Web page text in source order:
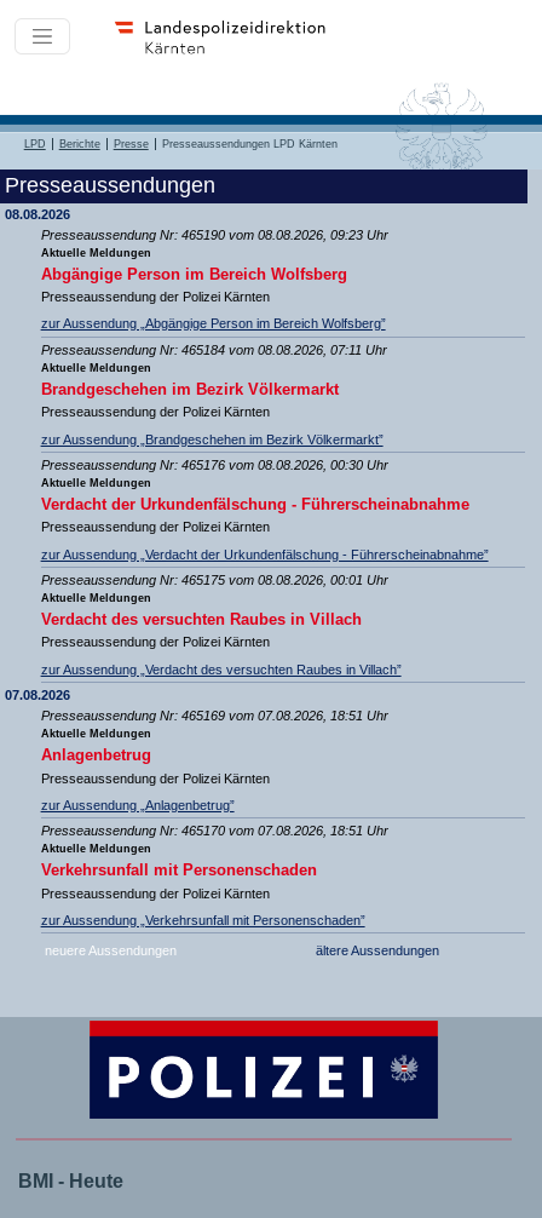
LPD Berichte Presse Presseaussendungen LPD Kärnten
Presseaussendungen
08.08.2026
Presseaussendung Nr: 465190 vom 08.08.2026, 09:23 Uhr
Aktuelle Meldungen
Abgängige Person im Bereich Wolfsberg
Presseaussendung der Polizei Kärnten
zur Aussendung „Abgängige Person im Bereich Wolfsberg”
Presseaussendung Nr: 465184 vom 08.08.2026, 07:11 Uhr
Aktuelle Meldungen
Brandgeschehen im Bezirk Völkermarkt
Presseaussendung der Polizei Kärnten
zur Aussendung „Brandgeschehen im Bezirk Völkermarkt”
Presseaussendung Nr: 465176 vom 08.08.2026, 00:30 Uhr
Aktuelle Meldungen
Verdacht der Urkundenfälschung - Führerscheinabnahme
Presseaussendung der Polizei Kärnten
zur Aussendung „Verdacht der Urkundenfälschung - Führerscheinabnahme”
Presseaussendung Nr: 465175 vom 08.08.2026, 00:01 Uhr
Aktuelle Meldungen
Verdacht des versuchten Raubes in Villach
Presseaussendung der Polizei Kärnten
zur Aussendung „Verdacht des versuchten Raubes in Villach”
07.08.2026
Presseaussendung Nr: 465169 vom 07.08.2026, 18:51 Uhr
Aktuelle Meldungen
Anlagenbetrug
Presseaussendung der Polizei Kärnten
zur Aussendung „Anlagenbetrug”
Presseaussendung Nr: 465170 vom 07.08.2026, 18:51 Uhr
Aktuelle Meldungen
Verkehrsunfall mit Personenschaden
Presseaussendung der Polizei Kärnten
zur Aussendung „Verkehrsunfall mit Personenschaden”
neuere Aussendungen ältere Aussendungen
BMI - Heute